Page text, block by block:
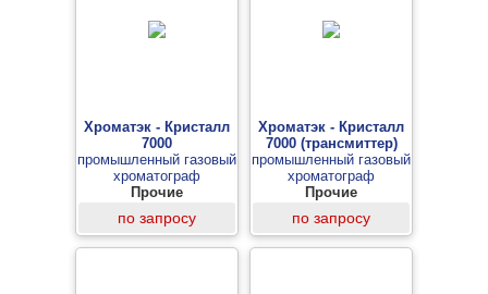
Хроматэк - Кристалл
7000
промышленный газовый
хроматограф
Прочие
по запросу
Хроматэк - Кристалл
7000 (трансмиттер)
промышленный газовый
хроматограф
Прочие
по запросу